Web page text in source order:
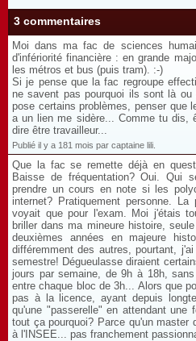
3 commentaires
Moi dans ma fac de sciences
d'infériorité financière : en grande
les métros et bus (puis tram). :-)
Si je pense que la fac regroupe
ne savent pas pourquoi ils sont là
pose certains problèmes, penser que
a un lien me sidère... Comme tu dis,
dire être travailleur...
Publié il y a 181 mois par captaine lili.
Que la fac se remette déjà en
Baisse de fréquentation? Oui. Qui
prendre un cours en note si les
internet? Pratiquement personne.
voyait que pour l'exam. Moi j'étais
briller dans ma mineure histoire,
deuxièmes années en majeure
différemment des autres, pourtant,
semestre! Dégueulasse diraient
jours par semaine, de 9h à 18h,
entre chaque bloc de 3h... Alors que
pas à la licence, ayant depuis
qu'une "passerelle" en attendant une
tout ça pourquoi? Parce qu'un
à l'INSEE... pas franchement